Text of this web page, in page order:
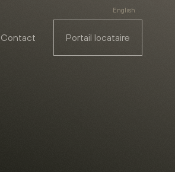
English
Contact Portail locataire